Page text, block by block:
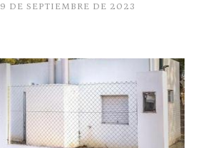
DE SEPTIEMBRE DE 2023